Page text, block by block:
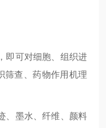
即可对细胞、组织进
筛查、药物作用机理
、墨水、纤维、颜料